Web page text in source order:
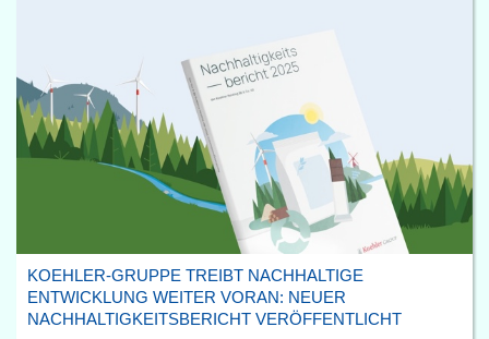
KOEHLER-GRUPPE TREIBT NACHHALTIGE
ENTWICKLUNG WEITER VORAN: NEUER
NACHHALTIGKEITSBERICHT VERÖFFENTLICHT